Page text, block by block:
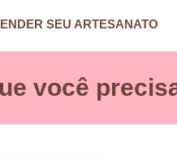
SEU ARTESANATO
você